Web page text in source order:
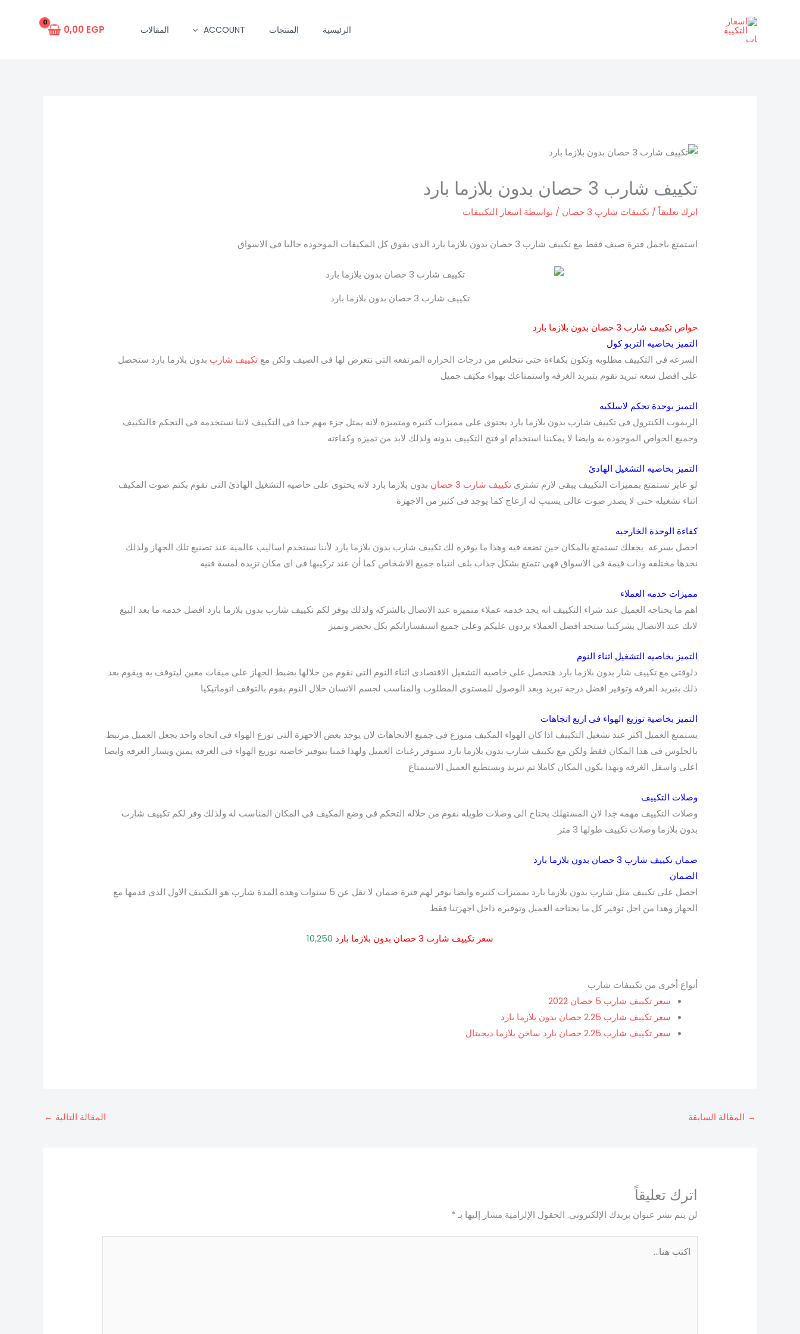
الرئيسية المنتجات ACCOUNT المقالات 0,00 EGP
تكييف شارب 3 حصان بدون بلازما بارد
اترك تعليقاً /تكييفات شارب 3 حصان / بواسطة اسعار التكييفات
استمتع باجمل فترة صيف فقط مع تكييف شارب 3 حصان بدون بلازما بارد الذى يفوق كل المكيفات الموجوده حاليا فى الاسواق
تكييف شارب 3 حصان بدون بلازما بارد
خواص تكييف شارب 3 حصان بدون بلازما بارد
التميز بخاصيه التربو كول
السرعه فى التكييف مطلوبه وتكون بكفاءة حتى نتخلص من درجات الحراره المرتفعه التى نتعرض لها فى الصيف ولكن معتكييف شارب بدون بلازما بارد ستحصل
على افضل سعه تبريد تقوم بتبريد الغرفه واستمتاعك بهواء مكيف جميل
التميز بوحدة تحكم لاسلكيه
الريموت الكنترول فى تكييف شارب بدون بلازما بارد يحتوى على مميزات كثيره ومتميزه لانه يمثل جزء مهم جدا فى التكييف لاننا نستخدمه فى التحكم فالتكييف
وجميع الخواص الموجوده به وايضا لا يمكننا استخدام او فتح التكييف بدونه ولذلك لابد من تميزه وكفاءته
التميز بخاصيه التشغيل الهادئ
لو عايز تستمتع بمميزات التكييف يبقى لازم تشترىتكييف شارب 3 حصان
بدون بلازما بارد لانه يحتوى على خاصيه التشغيل الهادئ التى تقوم بكتم صوت المكيف
اثناء تشغيله حتى لا يصدر صوت عالى يسبب له ازعاج كما يوجد فى كثير من الاجهزة
كفاءة الوحدة الخارجيه
احصل بسرعه يجعلك تستمتع بالمكان حين تضعه فيه وهذا ما يوفره لك تكييف شارب بدون بلازما بارد لأننا نستخدم اساليب عالمية عند تصنيع تلك الجهاز ولذلك
نجدها مختلفه وذات قيمة فى الاسواق فهى تتمتع بشكل جذاب بلف انتباه جميع الاشخاص كما أن عند تركيبها فى اى مكان تزيده لمسة فنيه
مميزات خدمه العملاء
اهم ما يحتاجه العميل عند شراء التكييف انه يجد خدمه عملاء متميزه عند الاتصال بالشركه ولذلك يوفر لكم تكييف شارب بدون بلازما بارد افضل خدمه ما بعد البيع
لانك عند الاتصال بشركتنا ستجد افضل العملاء يردون عليكم وعلى جميع استفساراتكم بكل تحضر وتميز
التميز بخاصيه التشغيل اثناء النوم
دلوقتى مع تكييف شار بدون بلازما بارد هتحصل على خاصيه التشغيل الاقتصادى اثناء النوم التى نقوم من خلالها بضبط الجهاز على ميقات معين ليتوقف به ويقوم بعد
ذلك بتبريد الغرفه وتوفير افضل درجة تبريد وبعد الوصول للمستوى المطلوب والمناسب لجسم الانسان خلال النوم بقوم بالتوقف اتوماتيكيا
التميز بخاصية توزيع الهواء فى اربع اتجاهات
يستمتع العميل اكثر عند تشغيل التكييف اذا كان الهواء المكيف متوزع فى جميع الاتجاهات لان يوجد بعض الاجهزة التى توزع الهواء فى اتجاه واحد يجعل العميل مرتبط
بالجلوس فى هذا المكان فقط ولكن مع تكييف شارب بدون بلازما بارد سنوفر رغبات العميل ولهذا قمنا بتوفير خاصيه توزيع الهواء فى الغرفه يمين ويسار الغرفه وايضا
اعلى واسفل الغرفه وبهذا يكون المكان كاملا تم تبريد ويستطيع العميل الاستمتاع
وصلات التكييف
وصلات التكييف مهمه جدا لان المستهلك يحتاج الى وصلات طويله نقوم من خلاله التحكم فى وضع المكيف فى المكان المناسب له ولذلك وفر لكم تكييف شارب
بدون بلازما وصلات تكييف طولها 3 متر
ضمان تكييف شارب 3 حصان بدون بلازما بارد
الضمان
احصل على تكييف مثل شارب بدون بلازما بارد بمميزات كثيره وايضا يوفر لهم فترة ضمان لا تقل عن 5 سنوات وهذه المدة شارب هو التكييف الاول الذى قدمها مع
الجهاز وهذا من اجل توفير كل ما يحتاجه العميل وتوفيره داخل اجهزتنا فقط
سعر تكييف شارب 3 حصان بدون بلازما بارد 10,250
أنواع أخرى من تكييفات شارب
سعر تكييف شارب 5 حصان 2022
سعر تكييف شارب 2.25 حصان بدون بلازما بارد
سعر تكييف شارب 2.25 حصان بارد ساخن بلازما ديجيتال
→ المقالة السابقة المقالة التالية ←
اترك تعليقاً
لن يتم نشر عنوان بريدك الإلكتروني. الحقول الإلزامية مشار إليها بـ *